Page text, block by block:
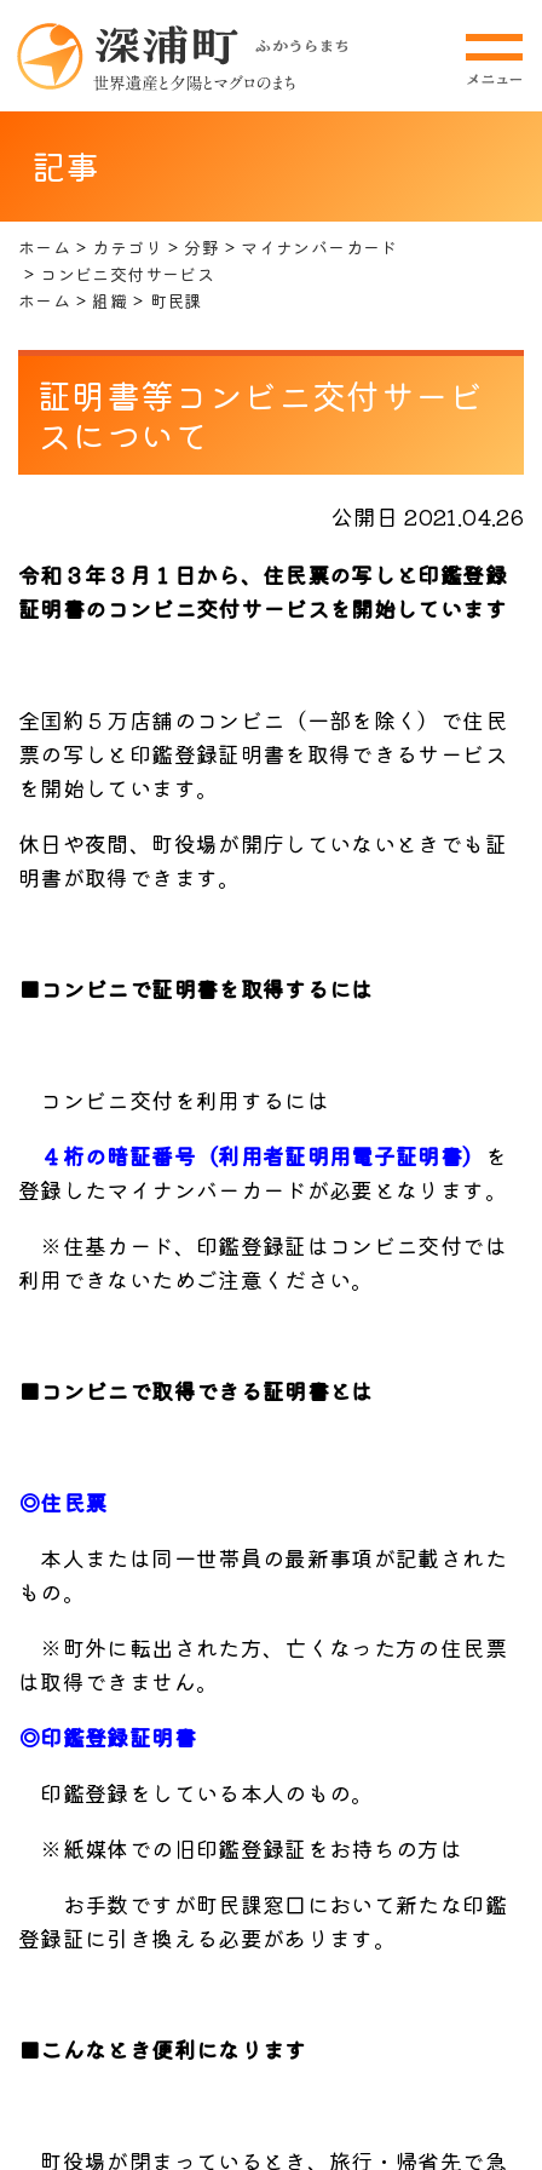
記事
ホーム カテゴリ 分野
マイナンバーカード
コンビニ交付サービス
ホーム
組織 町民課
証明書等コンビニ交付サービ
スについて
公開日 2021.04.26
令和３年３月１日から、住民票の写しと印鑑登録
証明書のコンビニ交付サービスを開始しています
全国約５万店舗のコンビニ（一部を除く）で住民
票の写しと印鑑登録証明書を取得できるサービス
を開始しています。
休日や夜間、町役場が開庁していないときでも証
明書が取得できます。
■コンビニで証明書を取得するには
コンビニ交付を利用するには
４桁の暗証番号（利用者証明用電子証明書） を
登録したマイナンバーカードが必要となります。
※住基カード、印鑑登録証はコンビニ交付では
利用できないためご注意ください。
■コンビニで取得できる証明書とは
◎住民票
本人または同一世帯員の最新事項が記載された
もの。
※町外に転出された方、亡くなった方の住民票
は取得できません。
◎印鑑登録証明書
印鑑登録をしている本人のもの。
※紙媒体での旧印鑑登録証をお持ちの方は
お手数ですが町民課窓口において新たな印鑑
登録証に引き換える必要があります。
■こんなとき便利になります
町役場が閉まっているとき、旅行・帰省先で急